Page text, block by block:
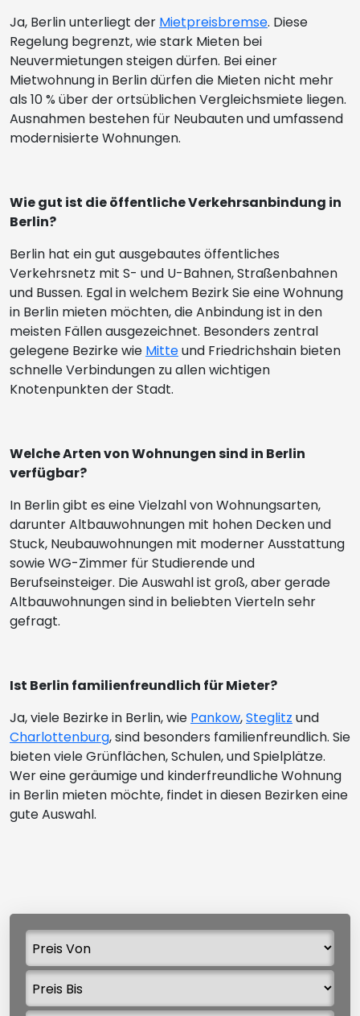
Ja, Berlin unterliegt der Mietpreisbremse. Diese
Regelung begrenzt, wie stark Mieten bei
Neuvermietungen steigen dürfen. Bei einer
Mietwohnung in Berlin dürfen die Mieten nicht mehr
als 10 % über der ortsüblichen Vergleichsmiete liegen.
Ausnahmen bestehen für Neubauten und umfassend
modernisierte Wohnungen.
Wie gut ist die öffentliche Verkehrsanbindung in
Berlin?
Berlin hat ein gut ausgebautes öffentliches
Verkehrsnetz mit S- und U-Bahnen, Straßenbahnen
und Bussen. Egal in welchem Bezirk Sie eine Wohnung
in Berlin mieten möchten, die Anbindung ist in den
meisten Fällen ausgezeichnet. Besonders zentral
gelegene Bezirke wie Mitteund Friedrichshain bieten
schnelle Verbindungen zu allen wichtigen
Knotenpunkten der Stadt.
Welche Arten von Wohnungen sind in Berlin
verfügbar?
In Berlin gibt es eine Vielzahl von Wohnungsarten,
darunter Altbauwohnungen mit hohen Decken und
Stuck, Neubauwohnungen mit moderner Ausstattung
sowie WG-Zimmer für Studierende und
Berufseinsteiger. Die Auswahl ist groß, aber gerade
Altbauwohnungen sind in beliebten Vierteln sehr
gefragt.
Ist Berlin familienfreundlich für Mieter?
Ja, viele Bezirke in Berlin, wie Pankow,Steglitz und
Charlottenburg, sind besonders familienfreundlich. Sie
bieten viele Grünflächen, Schulen, und Spielplätze.
Wer eine geräumige und kinderfreundliche Wohnung
in Berlin mieten möchte, findet in diesen Bezirken eine
gute Auswahl.